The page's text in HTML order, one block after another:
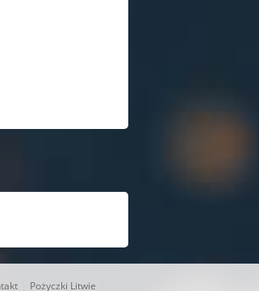
Pożyczki Litwie